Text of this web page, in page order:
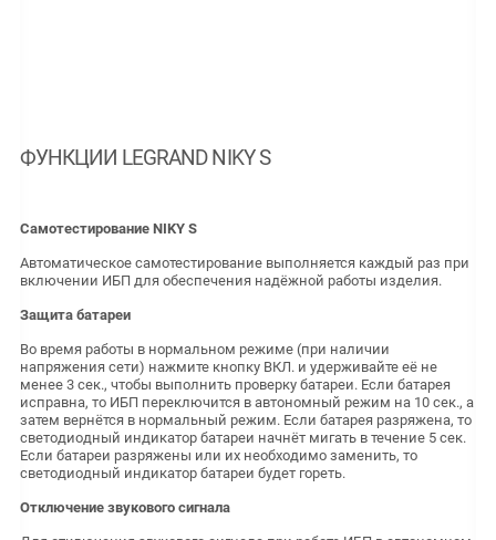
ФУНКЦИИ LEGRAND NIKY S
Самотестирование NIKY S
Автоматическое самотестирование выполняется каждый раз при
включении ИБП для обеспечения надёжной работы изделия.
Защита батареи
Во время работы в нормальном режиме (при наличии
напряжения сети) нажмите кнопку ВКЛ. и удерживайте её не
менее 3 сек., чтобы выполнить проверку батареи. Если батарея
исправна, то ИБП переключится в автономный режим на 10 сек., а
затем вернётся в нормальный режим. Если батарея разряжена, то
светодиодный индикатор батареи начнёт мигать в течение 5 сек.
Если батареи разряжены или их необходимо заменить, то
светодиодный индикатор батареи будет гореть.
Отключение звукового сигнала